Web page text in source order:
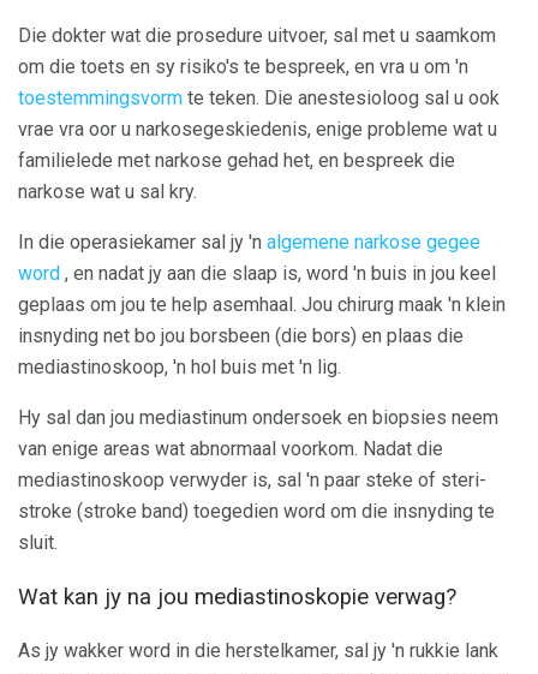
Die dokter wat die prosedure uitvoer, sal met u saamkom
om die toets en sy risiko's te bespreek, en vra u om 'n
toestemmingsvorm te teken. Die anestesioloog sal u ook
vrae vra oor u narkosegeskiedenis, enige probleme wat u
familielede met narkose gehad het, en bespreek die
narkose wat u sal kry.
In die operasiekamer sal jy 'n algemene narkose gegee
word , en nadat jy aan die slaap is, word 'n buis in jou keel
geplaas om jou te help asemhaal. Jou chirurg maak 'n klein
insnyding net bo jou borsbeen (die bors) en plaas die
mediastinoskoop, 'n hol buis met 'n lig.
Hy sal dan jou mediastinum ondersoek en biopsies neem
van enige areas wat abnormaal voorkom. Nadat die
mediastinoskoop verwyder is, sal 'n paar steke of steri-
stroke (stroke band) toegedien word om die insnyding te
sluit.
Wat kan jy na jou mediastinoskopie verwag?
As jy wakker word in die herstelkamer, sal jy 'n rukkie lank